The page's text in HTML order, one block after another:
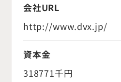
会社URL
http://www.dvx.jp/
資本金
318771千円